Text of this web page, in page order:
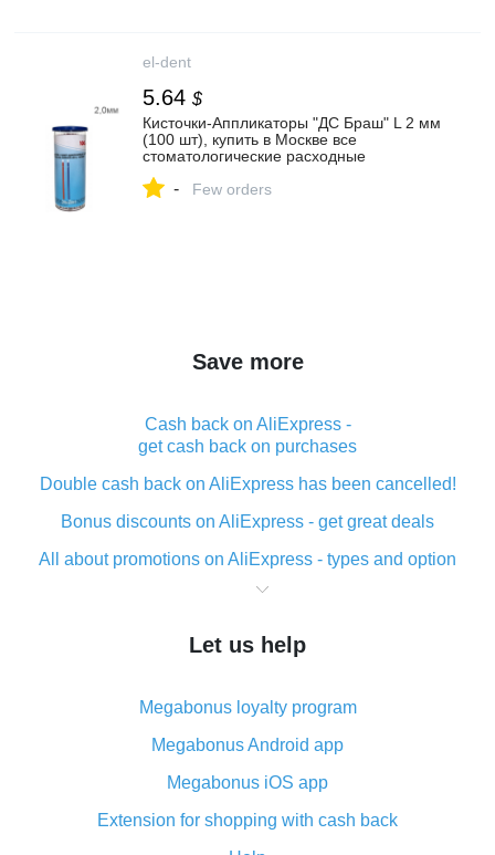
el-dent
5.64 $
Кисточки-Аппликаторы "ДС Браш" L 2 мм
(100 шт), купить в Москве все
стоматологические расходные
цене с бесплатной доставкой.
- Few orders
Save more
Cash back on AliExpress -
get cash back on purchases
Double cash back on AliExpress has been cancelled!
Bonus discounts on AliExpress - get great deals
All about promotions on AliExpress - types and option
What is cash back when making purchases on
The best place to download cash back for AliExpress
What is the AliExpress cash back plugin and what are
its advantages
Cash back from the AliExpress mobile app -
advantages of the plugin
Double cash back on AliExpress has been cancelled!
Let us help
Megabonus loyalty program
Megabonus Android app
Megabonus iOS app
Extension for shopping with cash back